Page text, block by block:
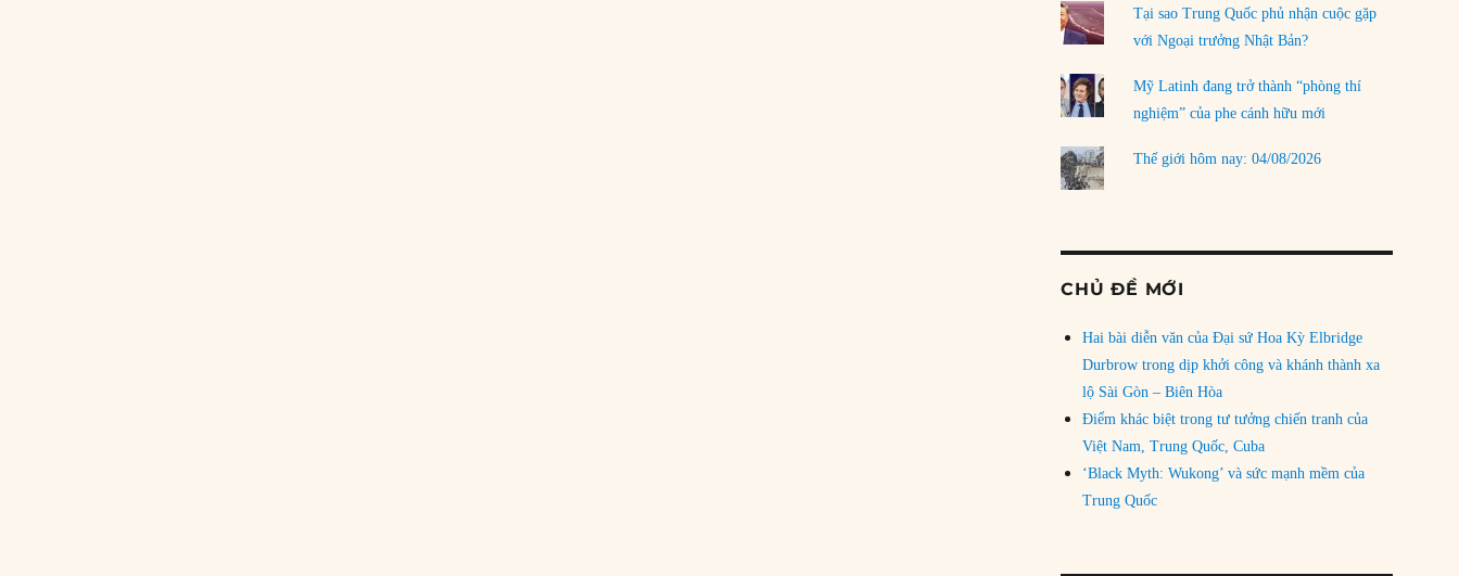
Tại sao Trung Quốc phủ nhận cuộc gặp
với Ngoại trưởng Nhật Bản?
Mỹ Latinh đang trở thành “phòng thí
nghiệm” của phe cánh hữu mới
Thế giới hôm nay: 04/08/2026
CHỦ ĐỀ MỚI
Hai bài diễn văn của Đại sứ Hoa Kỳ Elbridge
Durbrow trong dịp khởi công và khánh thành xa
lộ Sài Gòn – Biên Hòa
Điểm khác biệt trong tư tưởng chiến tranh của
Việt Nam, Trung Quốc, Cuba
‘Black Myth: Wukong’ và sức mạnh mềm của
Trung Quốc